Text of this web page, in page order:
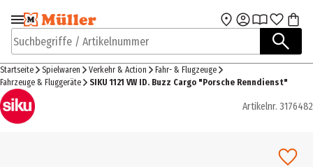
Zur Navigation
springen
Zum Hauptinhalt
Suchbegriffe / Artikelnummer
Startseite Spielwaren Verkehr & Action
Fahr- & Flugzeuge
Fahrzeuge & Fluggeräte
SIKU 1121 VW ID. Buzz Cargo "Porsche Renndienst"
Artikelnr. 3176482